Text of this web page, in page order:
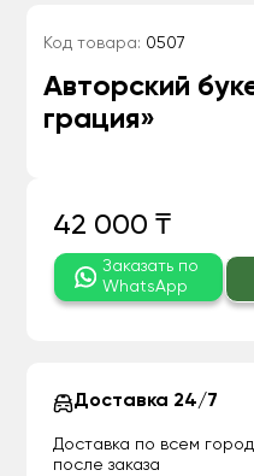
Код товара: 0507
Авторский
грация»
42 000 ₸
Заказать по
WhatsApp
Доставка 24/7
Доставка по всем
после заказа